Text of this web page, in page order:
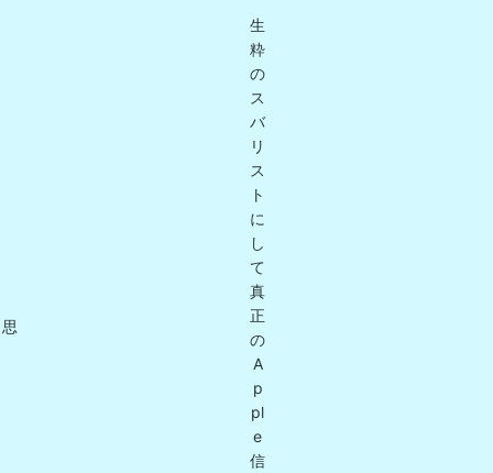
生
粋
の
ス
バ
リ
ス
ト
に
し
て
真
正
の
A
p
pl
e
信